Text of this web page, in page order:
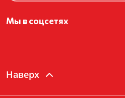
Мы в соцсетях
Наверх